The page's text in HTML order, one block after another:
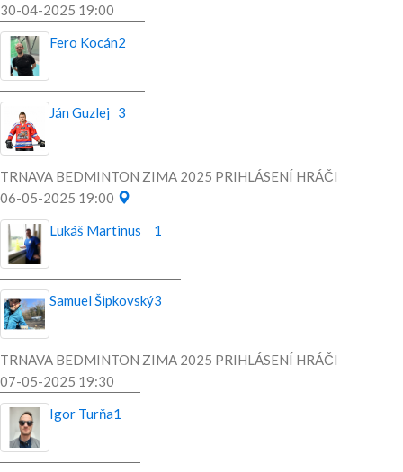
30-04-2025 19:00
Fero Kocán2
Ján Guzlej 3
TRNAVA BEDMINTON ZIMA 2025 PRIHLÁSENÍ HRÁČI
06-05-2025 19:00
Lukáš Martinus
1
Samuel Šipkovský3
TRNAVA BEDMINTON ZIMA 2025 PRIHLÁSENÍ HRÁČI
07-05-2025 19:30
Igor Turňa1